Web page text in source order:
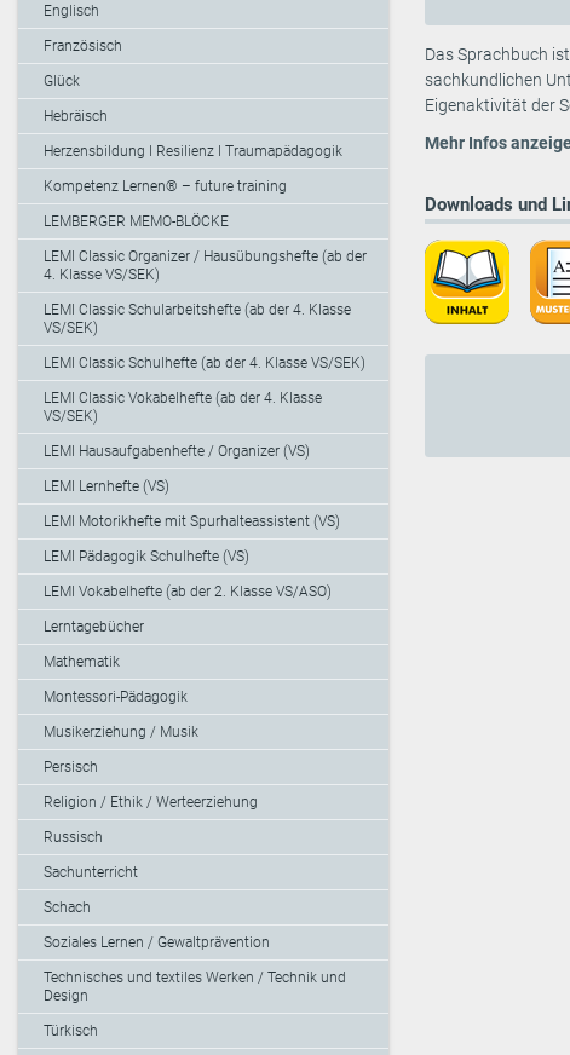
Englisch
Französisch
Glück
Hebräisch
Herzensbildung I Resilienz I Traumapädagogik
Kompetenz Lernen® – future training
LEMBERGER MEMO-BLÖCKE
LEMI Classic Organizer / Hausübungshefte (ab der
4. Klasse VS/SEK)
LEMI Classic Schularbeitshefte (ab der 4. Klasse
VS/SEK)
LEMI Classic Schulhefte (ab der 4. Klasse VS/SEK)
LEMI Classic Vokabelhefte (ab der 4. Klasse
VS/SEK)
LEMI Hausaufgabenhefte / Organizer (VS)
LEMI Lernhefte (VS)
LEMI Motorikhefte mit Spurhalteassistent (VS)
LEMI Pädagogik Schulhefte (VS)
LEMI Vokabelhefte (ab der 2. Klasse VS/ASO)
Lerntagebücher
Mathematik
Montessori-Pädagogik
Musikerziehung / Musik
Persisch
Religion / Ethik / Werteerziehung
Russisch
Sachunterricht
Schach
Soziales Lernen / Gewaltprävention
Technisches und textiles Werken / Technik und
Design
Türkisch
Das Sprachbuch
sachkundlichen
Eigenaktivität der
Mehr Infos
Downloads und